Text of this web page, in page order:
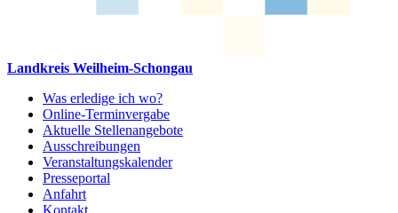
Landkreis Weilheim-Schongau
Was erledige ich wo?
Online-Terminvergabe
Aktuelle Stellenangebote
Ausschreibungen
Veranstaltungskalender
Presseportal
Anfahrt
Kontakt